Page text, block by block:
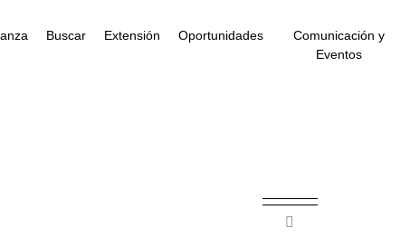
Buscar Extensión Oportunidades
Comunicación y
Eventos